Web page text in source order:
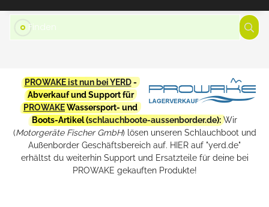
PROWAKE ist nun bei YERD-
Abverkauf und Support für
PROWAKEWassersport- und
Boots-Artikel (schlauchboote-aussenborder.de): Wir
(Motorgeräte Fischer GmbH) lösen unseren Schlauchboot und
Außenborder Geschäftsbereich auf. HIER auf "yerd.de"
erhältst du weiterhin Support und Ersatzteile für deine bei
PROWAKE gekauften Produkte!